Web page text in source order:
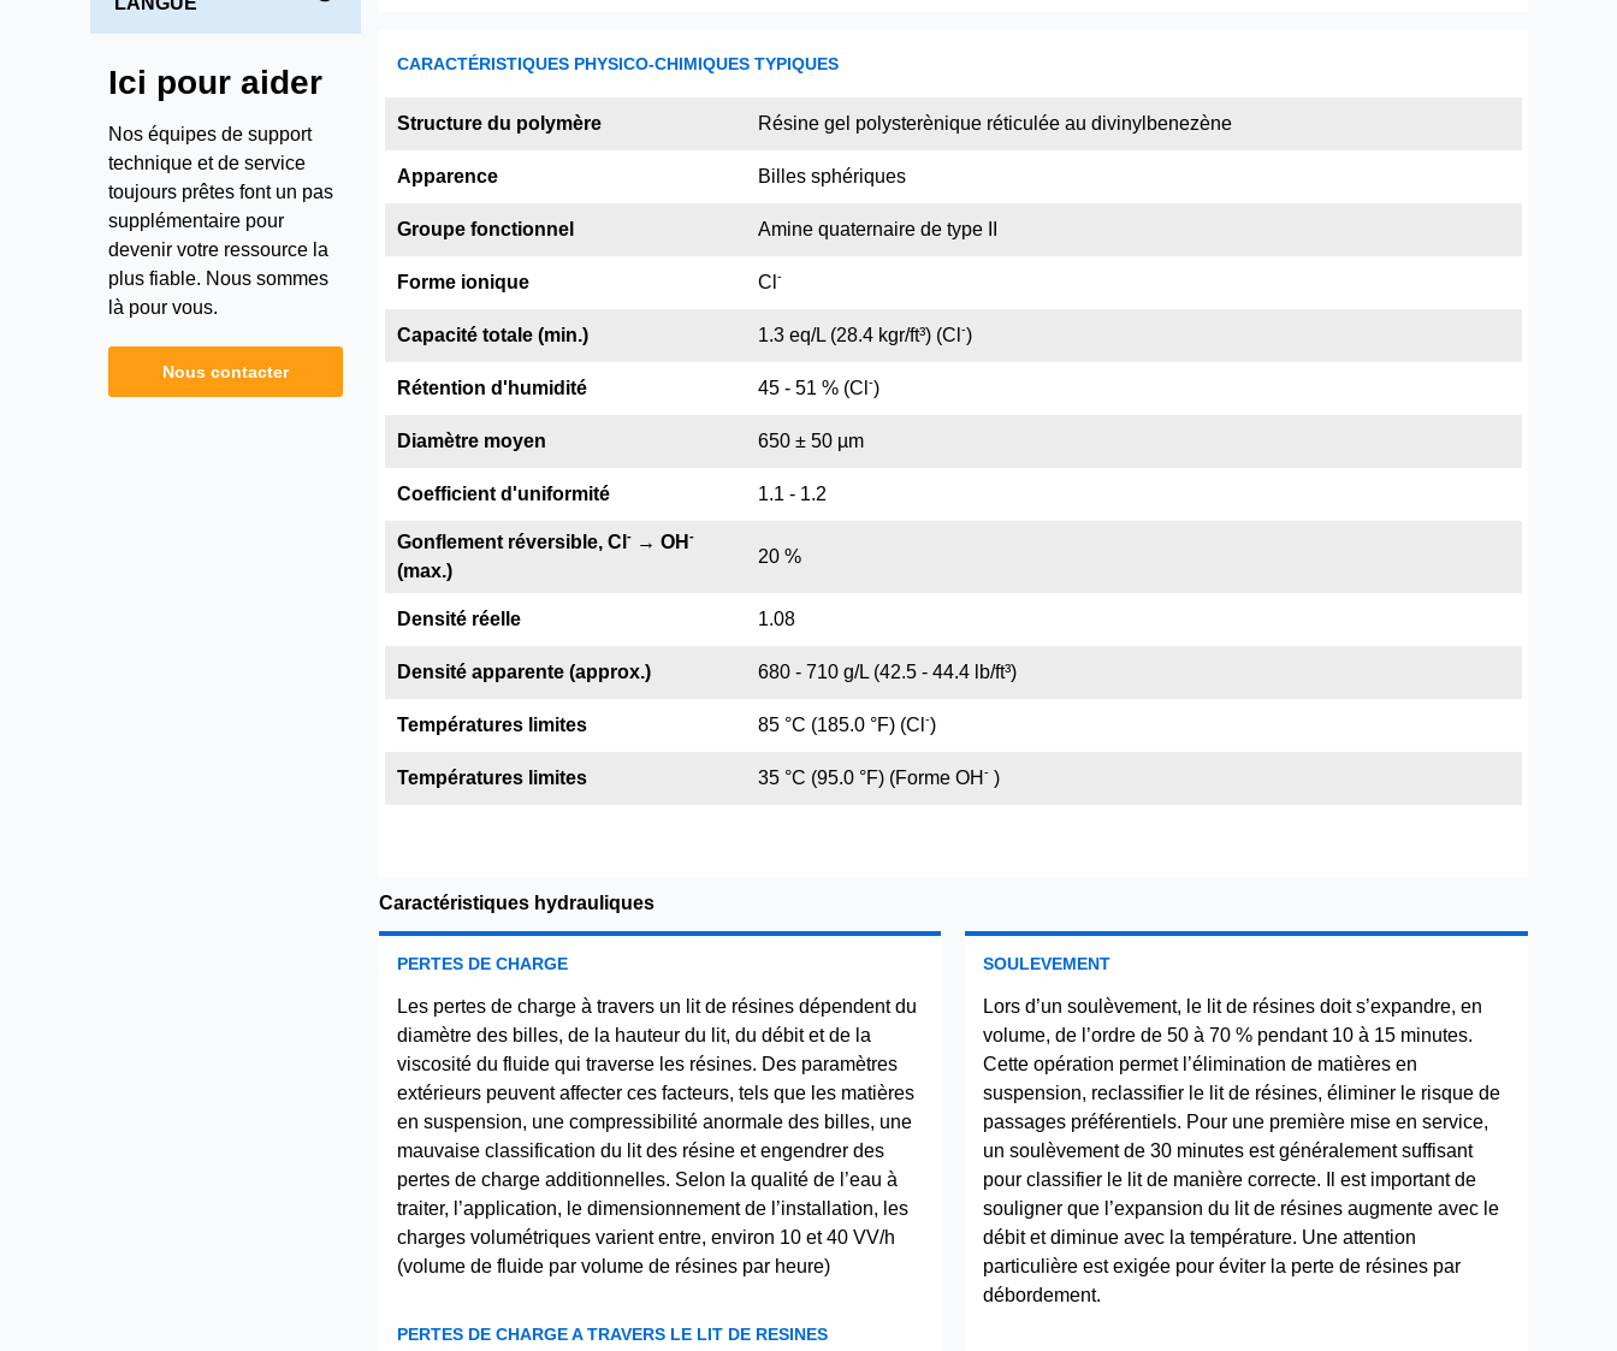
Ici pour aider
Nos équipes de support
technique et de service
toujours prêtes font un pas
supplémentaire pour
devenir votre ressource la
plus fiable. Nous sommes
là pour vous.
Nous contacter
CARACTÉRISTIQUES PHYSICO-CHIMIQUES TYPIQUES
Structure du polymère Résine gel polysterènique réticulée au divinylbenezène
Apparence Billes sphériques
Groupe fonctionnel Amine quaternaire de type II
Forme ionique Cl -
Capacité totale (min.) 1.3 eq/L (28.4 kgr/ft³) (Cl -)
Rétention d'humidité 45 - 51 % (Cl -)
Diamètre moyen 650 ± 50 µm
Coefficient d'uniformité 1.1 - 1.2
Gonflement réversible, Cl -→ OH -
(max.)
20 %
Densité réelle 1.08
Densité apparente (approx.) 680 - 710 g/L (42.5 - 44.4 lb/ft³)
Températures limites 85 °C (185.0 °F) (Cl -)
Températures limites 35 °C (95.0 °F) (Forme OH -)
Caractéristiques hydrauliques
PERTES DE CHARGE
Les pertes de charge à travers un lit de résines dépendent du
diamètre des billes, de la hauteur du lit, du débit et de la
viscosité du fluide qui traverse les résines. Des paramètres
extérieurs peuvent affecter ces facteurs, tels que les matières
en suspension, une compressibilité anormale des billes, une
mauvaise classification du lit des résine et engendrer des
pertes de charge additionnelles. Selon la qualité de l’eau à
traiter, l’application, le dimensionnement de l’installation, les
charges volumétriques varient entre, environ 10 et 40 VV/h
(volume de fluide par volume de résines par heure)
PERTES DE CHARGE A TRAVERS LE LIT DE RESINES
SOULEVEMENT
Lors d’un soulèvement, le lit de résines doit s’expandre, en
volume, de l’ordre de 50 à 70 % pendant 10 à 15 minutes.
Cette opération permet l’élimination de matières en
suspension, reclassifier le lit de résines, éliminer le risque de
passages préférentiels. Pour une première mise en service,
un soulèvement de 30 minutes est généralement suffisant
pour classifier le lit de manière correcte. Il est important de
souligner que l’expansion du lit de résines augmente avec le
débit et diminue avec la température. Une attention
particulière est exigée pour éviter la perte de résines par
débordement.